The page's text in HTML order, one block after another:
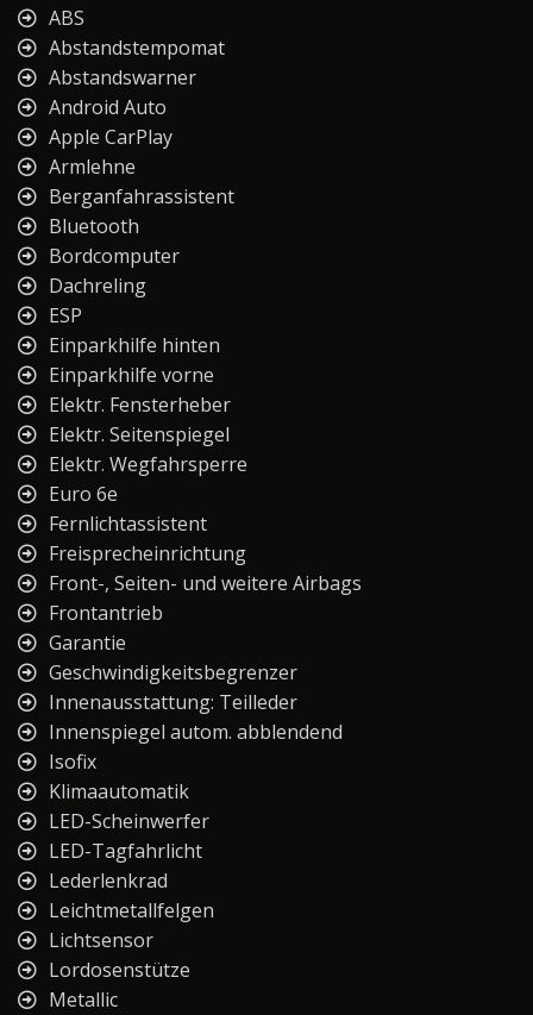
ABS
Abstandstempomat
Abstandswarner
Android Auto
Apple CarPlay
Armlehne
Berganfahrassistent
Bluetooth
Bordcomputer
Dachreling
ESP
Einparkhilfe hinten
Einparkhilfe vorne
Elektr. Fensterheber
Elektr. Seitenspiegel
Elektr. Wegfahrsperre
Euro 6e
Fernlichtassistent
Freisprecheinrichtung
Front-, Seiten- und weitere Airbags
Frontantrieb
Garantie
Geschwindigkeitsbegrenzer
Innenausstattung: Teilleder
Innenspiegel autom. abblendend
Isofix
Klimaautomatik
LED-Scheinwerfer
LED-Tagfahrlicht
Lederlenkrad
Leichtmetallfelgen
Lichtsensor
Lordosenstütze
Metallic